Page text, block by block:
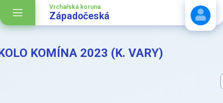
Vrchařská koruna
Západočeská
Stáhnout návod
KOMÍNA 2023 (K. VARY)